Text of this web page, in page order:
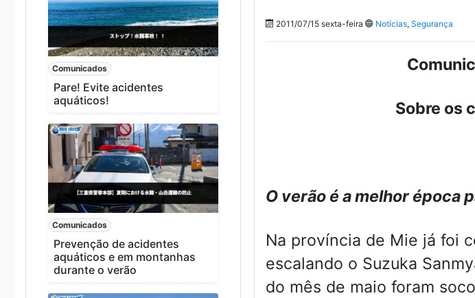
Comunicados
Pare! Evite acidentes
aquáticos!
Comunicados
Prevenção de acidentes
aquáticos e em montanhas
durante o verão
2011/07/15 sexta-feira Notícias, Segurança
Sobre os
O verão é a melhor época
Na província de Mie já foi
escalando o Suzuka
do mês de maio foram